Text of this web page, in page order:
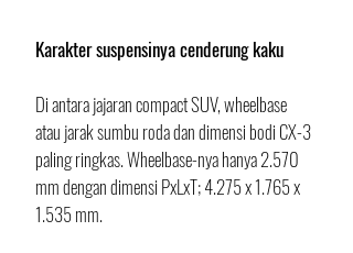
Karakter suspensinya cenderung kaku
Di antara jajaran compact SUV, wheelbase
atau jarak sumbu roda dan dimensi bodi CX-3
paling ringkas. Wheelbase-nya hanya 2.570
mm dengan dimensi PxLxT; 4.275 x 1.765 x
1.535 mm.